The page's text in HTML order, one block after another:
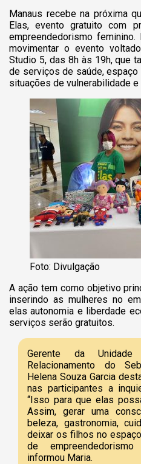
Manaus recebe na próxima
Elas, evento gratuito com
empreendedorismo
movimentar o evento
Studio 5, das 8h às 19h, que
de serviços de saúde, espaço
situações de vulnerabilidade
Foto: Divulgação
A ação tem como objetivo
inserindo as mulheres no
elas autonomia e liberdade
serviços serão gratuitos.
Gerente da
Relacionamento do
Helena Souza Garcia
nas participantes a
“Isso para que elas
Assim, gerar uma
beleza, gastronomia,
deixar os filhos no
de
informou Maria.